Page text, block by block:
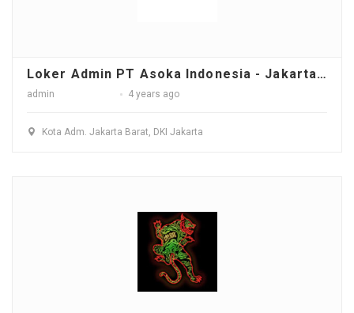
Loker Admin PT Asoka Indonesia - Jakarta Barat
admin 4 years ago
Kota Adm. Jakarta Barat, DKI Jakarta